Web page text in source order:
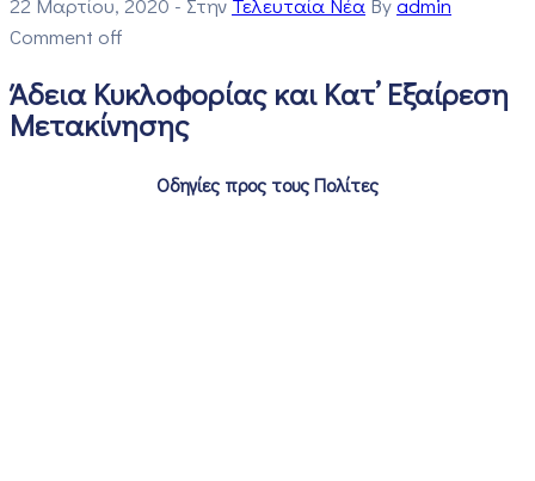
Comment off
Άδεια Κυκλοφορίας και Κατ’ Εξαίρεση
Μετακίνησης
Οδηγίες προς τους Πολίτες